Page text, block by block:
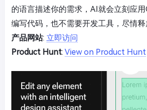
的语言描述你的需求，AI就会立刻应
编写代码，也不需要开发工具，尽情释
产品网站: 立即访问
Product Hunt: View on Product Hunt